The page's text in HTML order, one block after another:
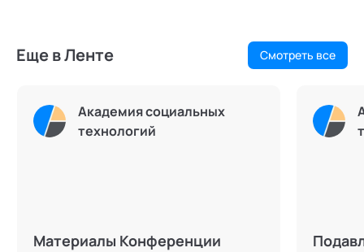
Еще в Ленте Смотреть все
Академия социальных
технологий
Материалы Конференции